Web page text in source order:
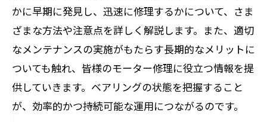
かに早期に発見し、迅速に修理するかについて、さま
ざまな方法や注意点を詳しく解説します。また、適切
なメンテナンスの実施がもたらす長期的なメリットに
ついても触れ、皆様のモーター修理に役立つ情報を提
供していきます。ベアリングの状態を把握すること
が、効率的かつ持続可能な運用につながるのです。